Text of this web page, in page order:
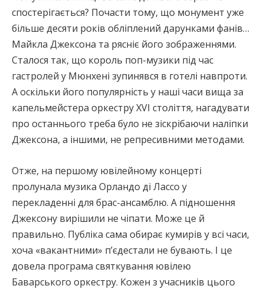
спостерігається? Почасти тому, що монумент уже
більше десяти років обліплений дарунками фанів…
Майкла Джексона та рясніє його зображеннями.
Сталося так, що король поп-музики під час
гастролей у Мюнхені зупинявся в готелі навпроти.
А оскільки його популярність у наші часи вища за
капельмейстера оркестру ХVI століття, нагадувати
про останнього треба було не зіскрібаючи наліпки
Джексона, а іншими, не репресивними методами.
Отже, на першому ювілейному концерті
пролунала музика Орландо ді Лассо у
перекладенні для брас-ансамблю. А підношення
Джексону вирішили не чіпати. Може це й
правильно. Публіка сама обирає кумирів у всі часи,
хоча «вакантними» п’єдестали не бувають. І це
довела програма святкування ювілею
Баварського оркестру. Кожен з учасників цього